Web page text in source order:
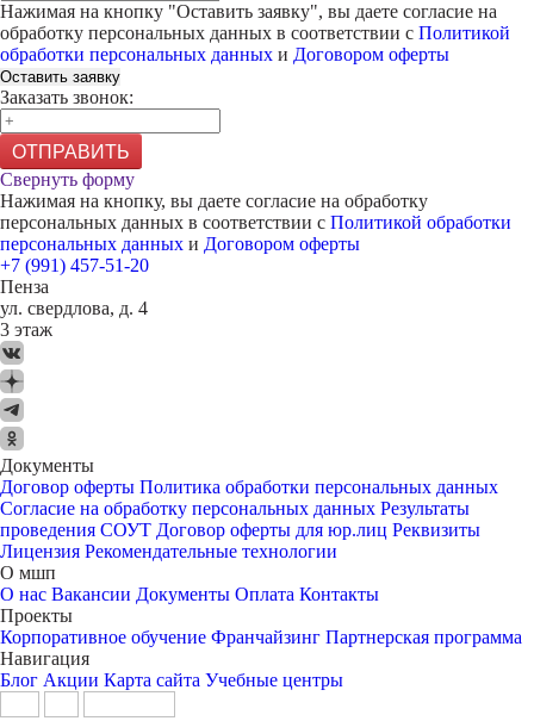
Нажимая на кнопку "Оставить заявку", вы даете согласие на
обработку персональных данных в соответствии с Политикой
обработки персональных данных и Договором оферты
Оставить заявку
Заказать звонок:
ОТПРАВИТЬ
Свернуть форму
Нажимая на кнопку, вы даете согласие на обработку
персональных данных в соответствии с Политикой обработки
персональных данных и Договором оферты
+7 (991) 457-51-20
Пенза
ул. свердлова, д. 4
3 этаж
Документы
Договор оферты Политика обработки персональных данных
Согласие на обработку персональных данных Результаты
проведения СОУТ Договор оферты для юр.лиц Реквизиты
Лицензия Рекомендательные технологии
О мшп
О нас Вакансии Документы Оплата Контакты
Проекты
Корпоративное обучение Франчайзинг Партнерская программа
Навигация
Блог Акции Карта сайта Учебные центры